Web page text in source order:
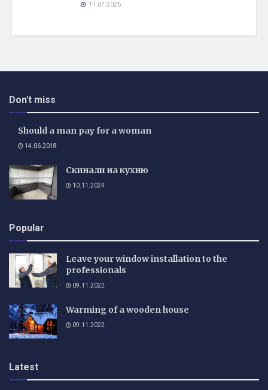
11.07.2026
Don't miss
Should a man pay for a woman
14.06.2018
Скинали на кухню
10.11.2024
Popular
Leave your window installation to the
professionals
09.11.2022
Warming of a wooden house
09.11.2022
Latest